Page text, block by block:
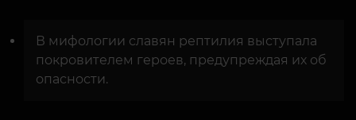
В мифологии славян рептилия выступала
покровителем героев, предупреждая их об
опасности.